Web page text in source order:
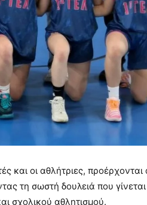
και οι αθλήτριες, προέρχονται
τη σωστή δουλειά που
σχολικού αθλητισμού.